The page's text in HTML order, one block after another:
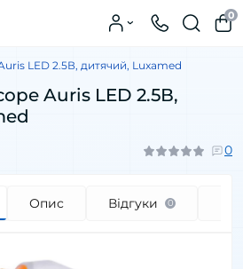
0
LED 2.5В, дитячий, Luxamed
Auris LED 2.5В,
0
Опис Відгуки 0